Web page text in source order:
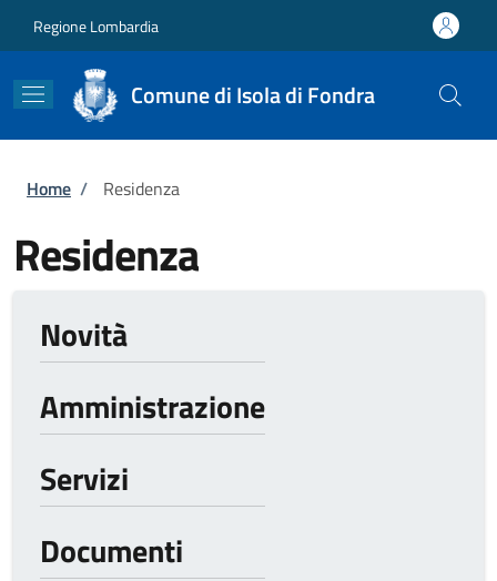
Regione Lombardia
Comune di Isola di Fondra
Briciole di pane
Home / Residenza
Residenza
Novità
Amministrazione
Servizi
Documenti